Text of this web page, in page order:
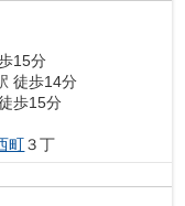
15分
徒歩14分
歩15分
町３丁